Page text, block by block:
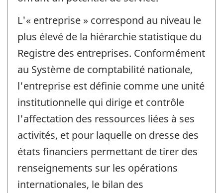
L'« entreprise » correspond au niveau le
plus élevé de la hiérarchie statistique du
Registre des entreprises. Conformément
au Système de comptabilité nationale,
l'entreprise est définie comme une unité
institutionnelle qui dirige et contrôle
l'affectation des ressources liées à ses
activités, et pour laquelle on dresse des
états financiers permettant de tirer des
renseignements sur les opérations
internationales, le bilan des